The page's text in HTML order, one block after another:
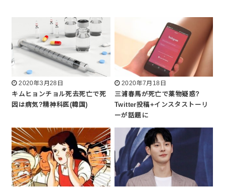
2020年3月28日
キムヒョンチョル死去死亡で死
因は病気?精神科医(韓国)
2020年7月18日
三浦春馬が死亡で薬物疑惑?
Twitter投稿+インスタストーリ
ーが話題に